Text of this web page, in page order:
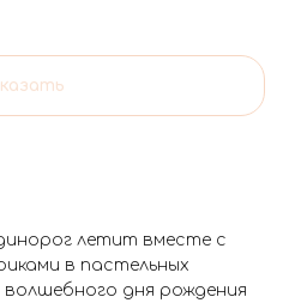
летит вместе с
в пастельных
дня рождения